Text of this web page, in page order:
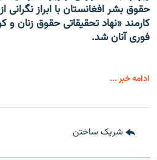
حقوق بشر افغانستان با ابراز
کارمند «نهاد تحقیقاتی حقوق زنان و
فوری آنان شد.
ادامه خبر ...
شریک ساختن